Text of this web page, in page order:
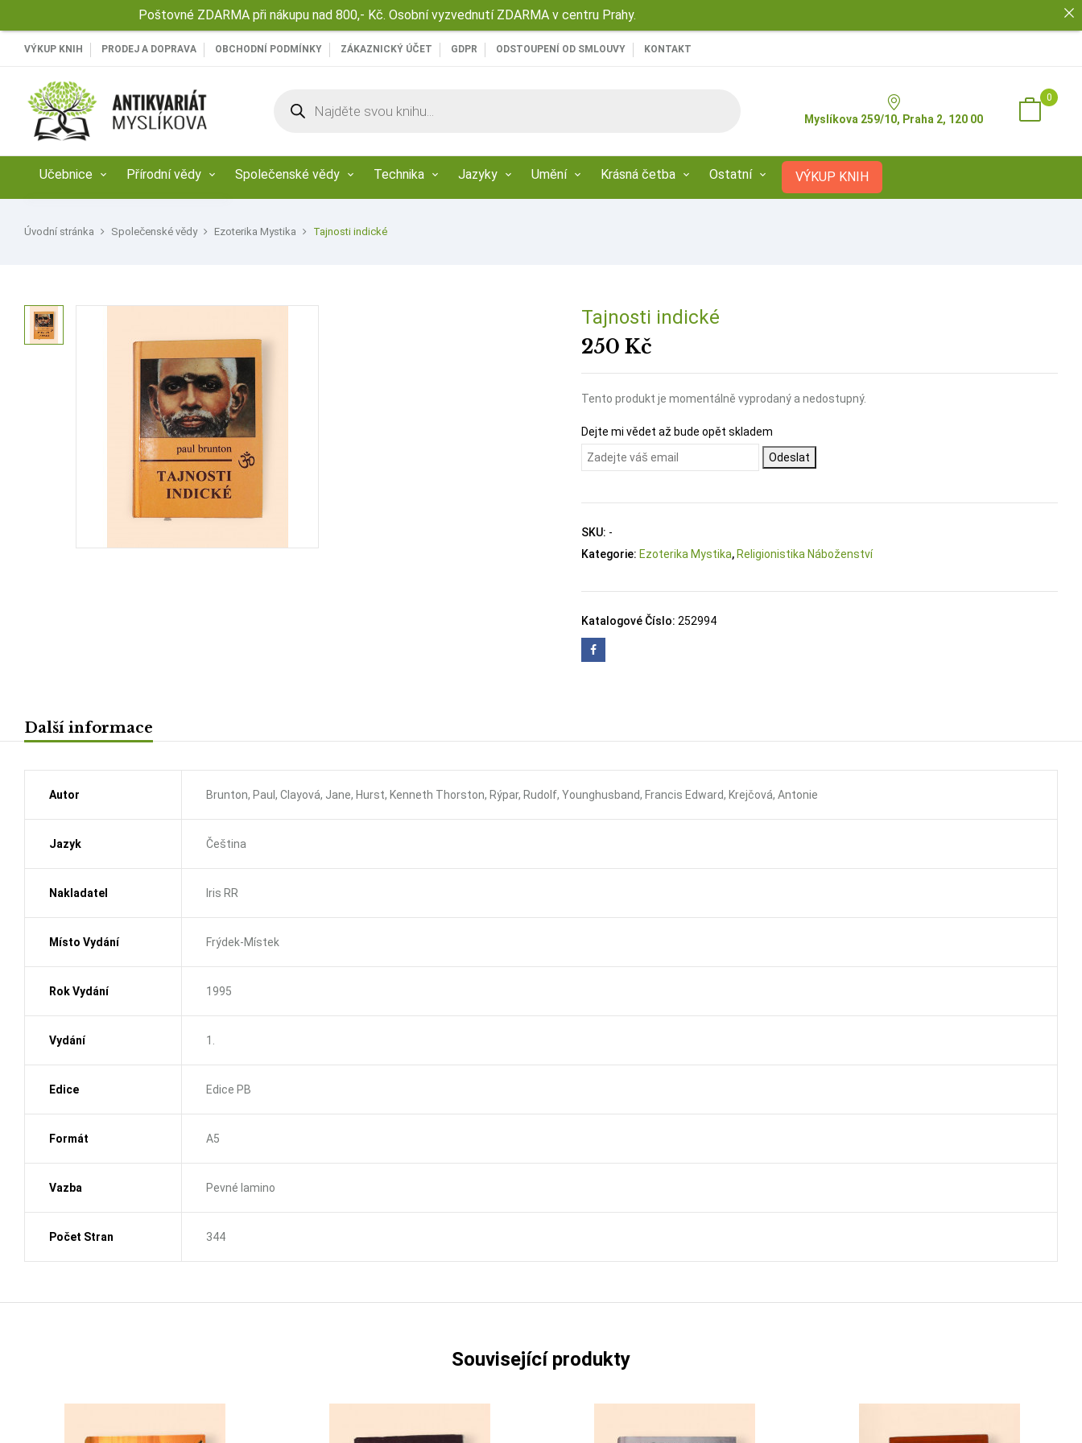
VÝKUP KNIH PRODEJ A DOPRAVA OBCHODNÍ PODMÍNKY ZÁKAZNICKÝ ÚČET GDPR ODSTOUPENÍ OD SMLOUVY KONTAKT
search
Myslíkova 259/10, Praha 2, 120 00
0
Učebnice Přírodní vědy Společenské vědy Technika Jazyky Umění Krásná četba Ostatní VÝKUP KNIH
Úvodní stránka Společenské vědy Ezoterika Mystika Tajnosti indické
Tajnosti indické
250 Kč
Tento produkt je momentálně vyprodaný a nedostupný.
Dejte mi vědet až bude opět skladem
Odeslat
SKU: -
Kategorie: Ezoterika Mystika, Religionistika Náboženství
Katalogové Číslo: 252994
Další informace
Autor Brunton, Paul, Clayová, Jane, Hurst, Kenneth Thorston, Rýpar, Rudolf, Younghusband, Francis Edward, Krejčová, Antonie
Jazyk Čeština
Nakladatel Iris RR
Místo Vydání Frýdek-Místek
Rok Vydání 1995
Vydání 1.
Edice Edice PB
Formát A5
Vazba Pevné lamino
Počet Stran 344
Související produkty
Poštovné ZDARMA při nákupu nad 800,- Kč. Osobní vyzvednutí ZDARMA v centru Prahy.